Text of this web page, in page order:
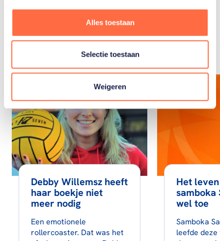
Alles toestaan
Selectie toestaan
Weigeren
Gerelateerde
artikelen
Toon alle
Debby Willemsz heeft
haar boekje niet
meer nodig
Een emotionele
rollercoaster. Dat was het
Het
samboka
wel toe
Samboka
leefde